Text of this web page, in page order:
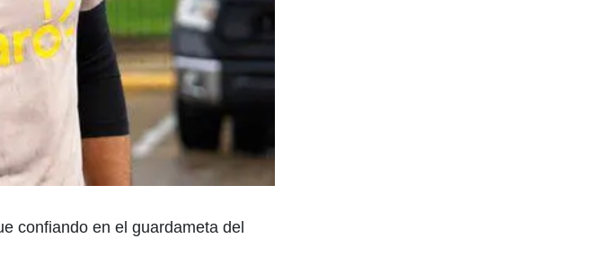
confiando en el guardameta del